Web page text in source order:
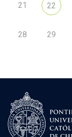
21 22
28 29